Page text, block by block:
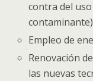
contra del
contaminante)
Empleo de
Renovación
las nuevas